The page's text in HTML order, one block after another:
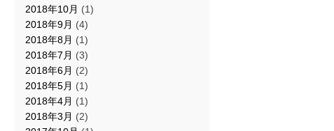
2018年10月 (1)
2018年9月 (4)
2018年8月 (1)
2018年7月 (3)
2018年6月 (2)
2018年5月 (1)
2018年4月 (1)
2018年3月 (2)